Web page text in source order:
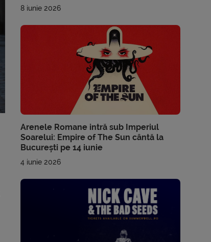
8 iunie 2026
Arenele Romane intră sub Imperiul
Soarelui: Empire of The Sun cântă la
București pe 14 iunie
4 iunie 2026